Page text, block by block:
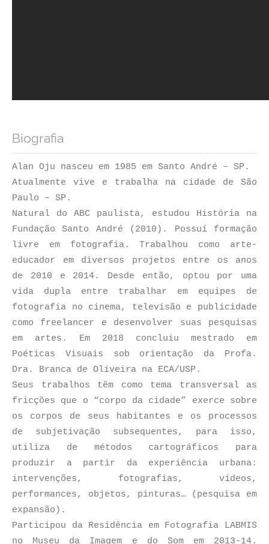
Biografia
Alan Oju nasceu em 1985 em Santo André – SP.
Atualmente vive e trabalha na cidade de São
Paulo – SP.
Natural do ABC paulista, estudou História na
Fundação Santo André (2010). Possuí formação
livre em fotografia. Trabalhou como arte-
educador em diversos projetos entre os anos
de 2010 e 2014. Desde então, optou por uma
vida dupla entre trabalhar em equipes de
fotografia no cinema, televisão e publicidade
como freelancer e desenvolver suas pesquisas
em artes. Em 2018 concluiu mestrado em
Poéticas Visuais sob orientação da Profa.
Dra. Branca de Oliveira na ECA/USP.
Seus trabalhos têm como tema transversal as
fricções que o “corpo da cidade” exerce sobre
os corpos de seus habitantes e os processos
de subjetivação subsequentes, para isso,
utiliza de métodos cartográficos para
produzir a partir da experiência urbana:
intervenções, fotografias, vídeos,
performances, objetos, pinturas… (pesquisa em
expansão).
Participou da Residência em Fotografia LABMIS
no Museu da Imagem e do Som em 2013-14.